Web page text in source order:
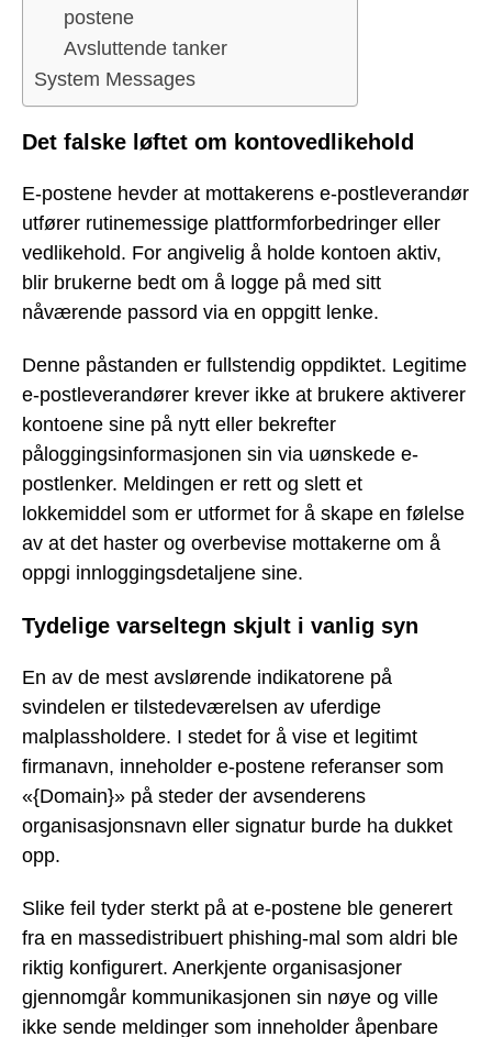
postene
Avsluttende tanker
System Messages
Det falske løftet om kontovedlikehold
E-postene hevder at mottakerens e-postleverandør
utfører rutinemessige plattformforbedringer eller
vedlikehold. For angivelig å holde kontoen aktiv,
blir brukerne bedt om å logge på med sitt
nåværende passord via en oppgitt lenke.
Denne påstanden er fullstendig oppdiktet. Legitime
e-postleverandører krever ikke at brukere aktiverer
kontoene sine på nytt eller bekrefter
påloggingsinformasjonen sin via uønskede e-
postlenker. Meldingen er rett og slett et
lokkemiddel som er utformet for å skape en følelse
av at det haster og overbevise mottakerne om å
oppgi innloggingsdetaljene sine.
Tydelige varseltegn skjult i vanlig syn
En av de mest avslørende indikatorene på
svindelen er tilstedeværelsen av uferdige
malplassholdere. I stedet for å vise et legitimt
firmanavn, inneholder e-postene referanser som
«{Domain}» på steder der avsenderens
organisasjonsnavn eller signatur burde ha dukket
opp.
Slike feil tyder sterkt på at e-postene ble generert
fra en massedistribuert phishing-mal som aldri ble
riktig konfigurert. Anerkjente organisasjoner
gjennomgår kommunikasjonen sin nøye og ville
ikke sende meldinger som inneholder åpenbare